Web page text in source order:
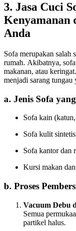
3. Jasa Cuci
Kenyamanan
Anda
Sofa merupakan salah
rumah. Akibatnya,
makanan, atau
menjadi sarang tungau
a. Jenis Sofa
Sofa kain
Sofa kulit
Sofa kantor dan
Kursi makan
b. Proses
Vacuum Debu
Semua
partikel halus.